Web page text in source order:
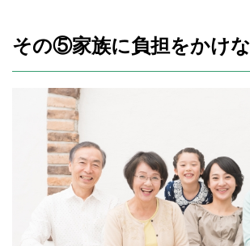
その⑤家族に負担をかけ